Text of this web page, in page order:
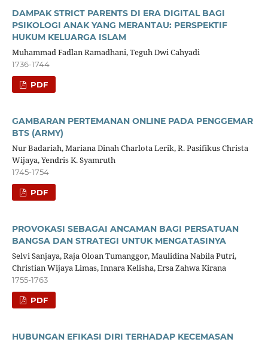
DAMPAK STRICT PARENTS DI ERA DIGITAL BAGI
PSIKOLOGI ANAK YANG MERANTAU: PERSPEKTIF
HUKUM KELUARGA ISLAM
Muhammad Fadlan Ramadhani, Teguh Dwi Cahyadi
1736-1744
PDF
GAMBARAN PERTEMANAN ONLINE PADA PENGGEMAR
BTS (ARMY)
Nur Badariah, Mariana Dinah Charlota Lerik, R. Pasifikus Christa
Wijaya, Yendris K. Syamruth
1745-1754
PDF
PROVOKASI SEBAGAI ANCAMAN BAGI PERSATUAN
BANGSA DAN STRATEGI UNTUK MENGATASINYA
Selvi Sanjaya, Raja Oloan Tumanggor, Maulidina Nabila Putri,
Christian Wijaya Limas, Innara Kelisha, Ersa Zahwa Kirana
1755-1763
PDF
HUBUNGAN EFIKASI DIRI TERHADAP KECEMASAN